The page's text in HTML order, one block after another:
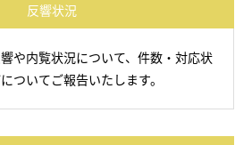
反響状況
や内覧状況について、件数・対応状
ついてご報告いたします。